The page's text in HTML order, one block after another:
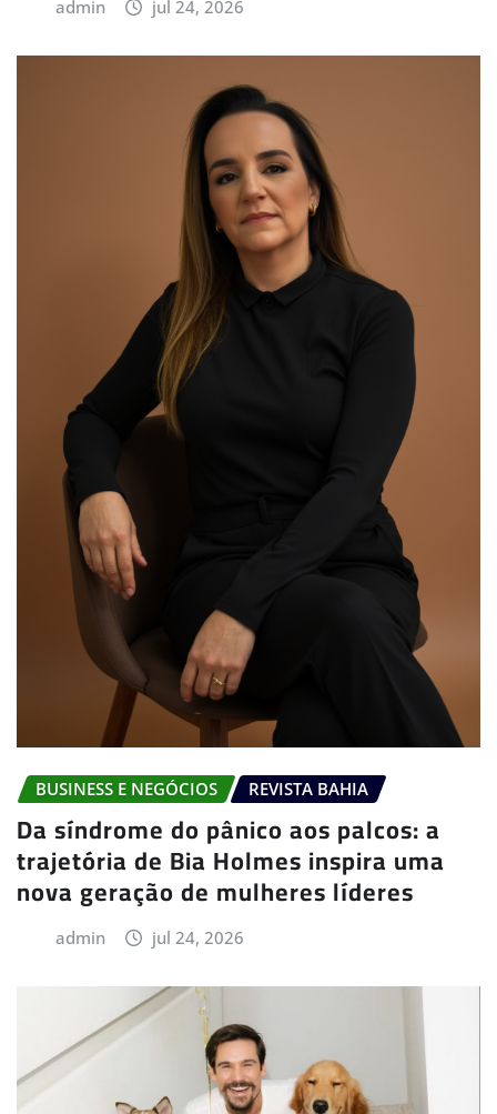
admin jul 24, 2026
BUSINESS E NEGÓCIOS REVISTA BAHIA
Da síndrome do pânico aos palcos: a
trajetória de Bia Holmes inspira uma
nova geração de mulheres líderes
admin jul 24, 2026